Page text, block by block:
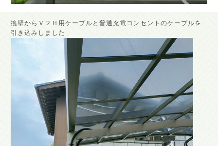
擁壁からＶ２Ｈ用ケーブルと普通充電コンセントのケーブルを
引き込みしました